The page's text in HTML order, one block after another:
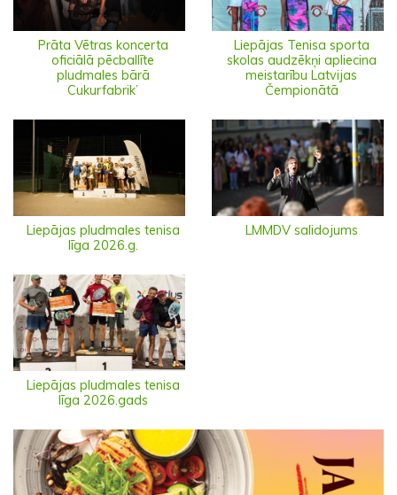
Prāta Vētras koncerta
oficiālā pēcballīte
pludmales bārā
Cukurfabrik’
Liepājas Tenisa sporta
skolas audzēkņi apliecina
meistarību Latvijas
Čempionātā
Liepājas pludmales tenisa
līga 2026.g.
LMMDV salidojums
Liepājas pludmales tenisa
līga 2026.gads